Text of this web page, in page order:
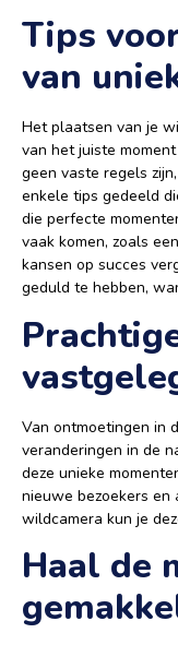
Tips
van
Het plaatsen van je
van het juiste
geen vaste regels
enkele tips gedeeld
die perfecte
vaak komen, zoals
kansen op succes
geduld te hebben,
Van ontmoetingen in
veranderingen in de
deze unieke
nieuwe bezoekers en
wildcamera kun je
Haal de